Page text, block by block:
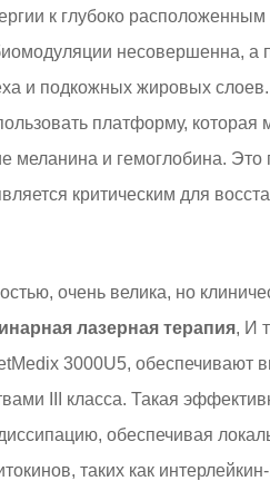
к глубоко
несовершенна, а
и подкожных жировых
платформу, которая
и гемоглобина. Это
критическим для
очень велика, но
лазерная терапия, И
3000U5, обеспечивают
III класса. Такая
обеспечивая
таких как интерлейкин-